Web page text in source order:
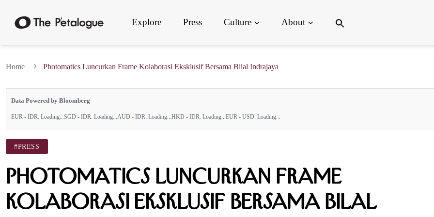
Explore Press Culture About
Home Photomatics Luncurkan Frame Kolaborasi Eksklusif Bersama Bilal Indrajaya
Data Powered by Bloomberg
EUR - IDR: Loading...SGD - IDR: Loading...AUD - IDR: Loading...HKD - IDR: Loading...EUR - USD: Loading...
#PRESS
Photomatics Luncurkan Frame
Kolaborasi Eksklusif Bersama Bilal